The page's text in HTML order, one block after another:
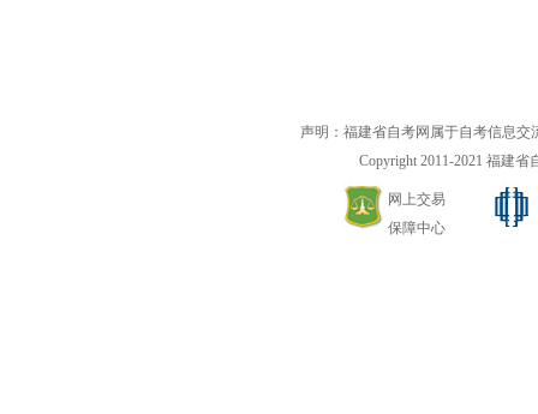
声明：福建省自考网属于自考信息
Copyright 2011-2021 福建省
网上交易
保障中心